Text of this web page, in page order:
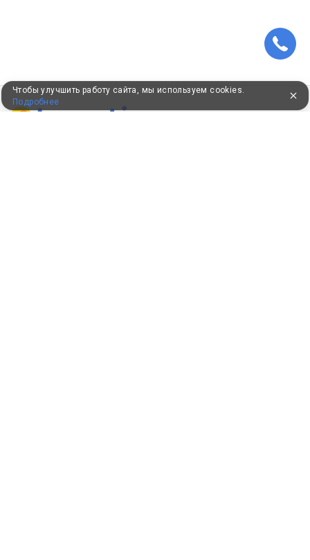
Чтобы улучшить работу сайта, мы используем cookies.
Подробнее